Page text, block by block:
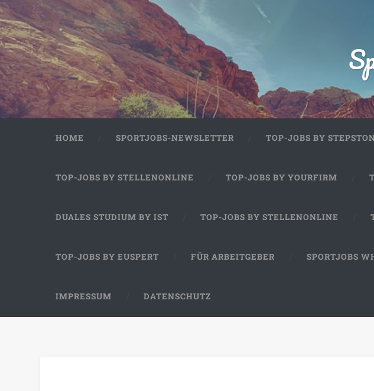
HOME SPORTJOBS-NEWSLETTER TOP-JOBS BY
TOP-JOBS BY STELLENONLINE TOP-JOBS BY YOURFIRM
DUALES STUDIUM BY IST TOP-JOBS BY STELLENONLINE
TOP-JOBS BY EUSPERT FÜR ARBEITGEBER SPORTJOBS
IMPRESSUM DATENSCHUTZ